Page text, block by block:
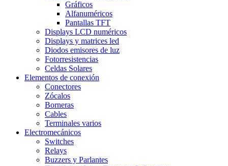
Gráficos
Alfanuméricos
Pantallas TFT
Displays LCD numéricos
Displays y matrices led
Diodos emisores de luz
Fotorresistencias
Celdas Solares
Elementos de conexión
Conectores
Zócalos
Borneras
Cables
Terminales varios
Electromecánicos
Switches
Relays
Buzzers y Parlantes